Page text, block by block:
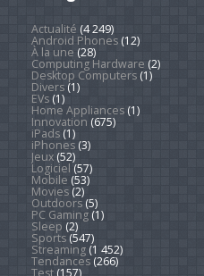
Actualité (4 249)
Android Phones(12)
À la une (28)
Computing Hardware (2)
Desktop Computers(1)
Divers(1)
EVs(1)
Home Appliances(1)
Innovation (675)
iPads(1)
iPhones(3)
Jeux(52)
Logiciel (57)
Mobile (53)
Movies(2)
Outdoors(5)
PC Gaming(1)
Sleep (2)
Sports(547)
Streaming(1 452)
Tendances(266)